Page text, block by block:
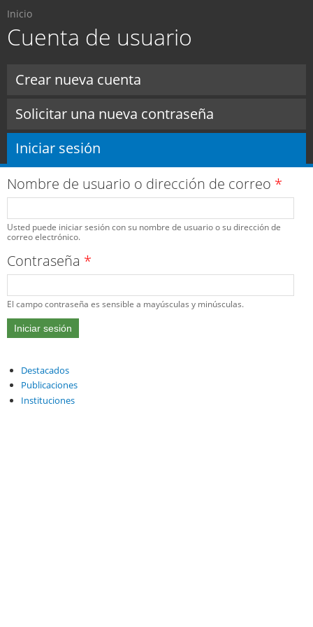
principal
Usted está aquí
Inicio
Cuenta de usuario
Crear nueva cuenta
Solicitar una nueva contraseña
Iniciar sesión
Nombre de usuario o dirección de correo *
Usted puede iniciar sesión con su nombre de usuario o su dirección de
correo electrónico.
Contraseña *
El campo contraseña es sensible a mayúsculas y minúsculas.
Destacados
Publicaciones
Instituciones